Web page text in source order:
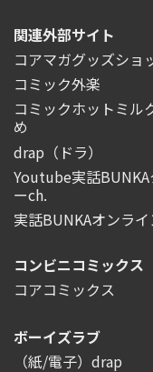
関連外部サイト
コアマガグッズショ
コミック外楽
コミックホットミル
め
drap（ドラ）
Youtube実話
ーch.
実話BUNKAオンライ
コンビニコミックス
コアコミックス
ボーイズラブ
（紙/電子）drap